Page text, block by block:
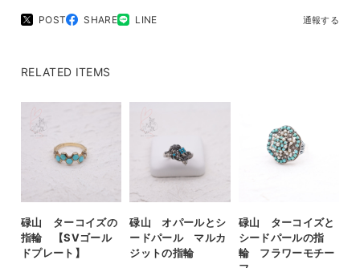
POST SHARE LINE 通報する
RELATED ITEMS
碌山 ターコイズの
指輪 【SVゴール
ドプレート】
碌山 オパールとシ
ードパール マルカ
ジットの指輪
碌山 ターコイズと
シードパールの指
輪 フラワーモチー